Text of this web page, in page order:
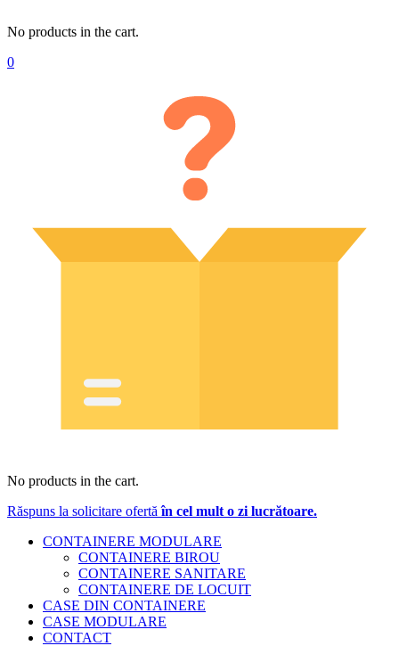
No products in the cart.
0
No products in the cart.
Răspuns la solicitare ofertăîn cel mult o zi lucrătoare.
CONTAINERE MODULARE
CONTAINERE BIROU
CONTAINERE SANITARE
CONTAINERE DE LOCUIT
CASE DIN CONTAINERE
CASE MODULARE
CONTACT